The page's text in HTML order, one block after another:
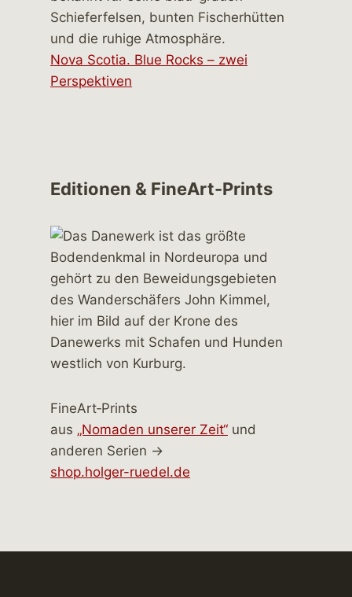
Nova Scotia. Blue Rocks – zwei
Perspektiven
Editionen & FineArt-Prints
FineArt‑Prints
aus „Nomaden unserer Zeit“ und
anderen Serien →
shop.holger-ruedel.de